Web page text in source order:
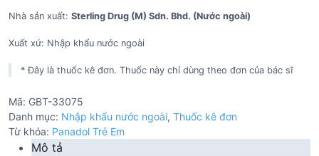
Nhà sản xuất: Sterling Drug (M) Sdn. Bhd. (Nước ngoài)
Xuất xứ: Nhập khẩu nước ngoài
* Đây là thuốc kê đơn. Thuốc này chỉ dùng theo đơn của bác sĩ
Mã: GBT-33075
Danh mục: Nhập khẩu nước ngoài, Thuốc kê đơn
Từ khóa: Panadol Trẻ Em
Mô tả